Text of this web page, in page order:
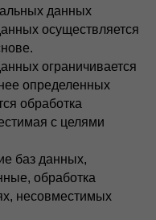
данных
осуществляется
ограничивается
определенных
обработка
с целями
баз данных,
обработка
несовместимых